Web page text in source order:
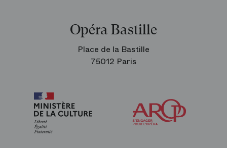
Opéra Bastille
Place de la Bastille
75012 Paris